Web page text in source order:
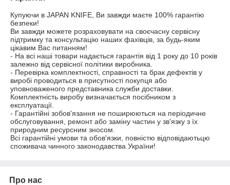
Купуючи в JAPAN KNIFE, Ви завжди маєте 100% гарантію
безпеки!
Ви завжди можете розраховувати на своєчасну сервісну
підтримку та консультацію наших фахівців, за будь-яким
цікавим Вас питанням!
- На всі наші товари надається гарантія від 1 року до 10 років
залежно від сервісної політики виробника.
- Перевірка комплектності, справності та брак дефектів у
виробі проводиться в присутності покупця або
уповноваженого представника служби доставки.
Комплектність виробу визначається посібником з
експлуатації.
- Гарантійні зобов'язання не поширюються на періодичне
обслуговування, ремонт або заміну частин у зв'язку з їх
природним ресурсним зносом.
Всі гарантійні умови та обов'язки, повністю відповідаютьцю
споживача чинного законодавства України!
Про нас